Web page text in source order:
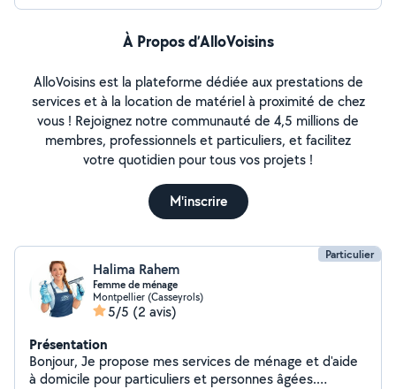
À Propos d’AlloVoisins
AlloVoisins est la plateforme dédiée aux prestations de
services et à la location de matériel à proximité de chez
vous ! Rejoignez notre communauté de 4,5 millions de
membres, professionnels et particuliers, et facilitez
votre quotidien pour tous vos projets !
M'inscrire
Particulier
Halima Rahem
Femme de ménage
Montpellier (Casseyrols)
5/5 (2 avis)
Présentation
Bonjour, Je propose mes services de ménage et d'aide
à domicile pour particuliers et personnes âgées.